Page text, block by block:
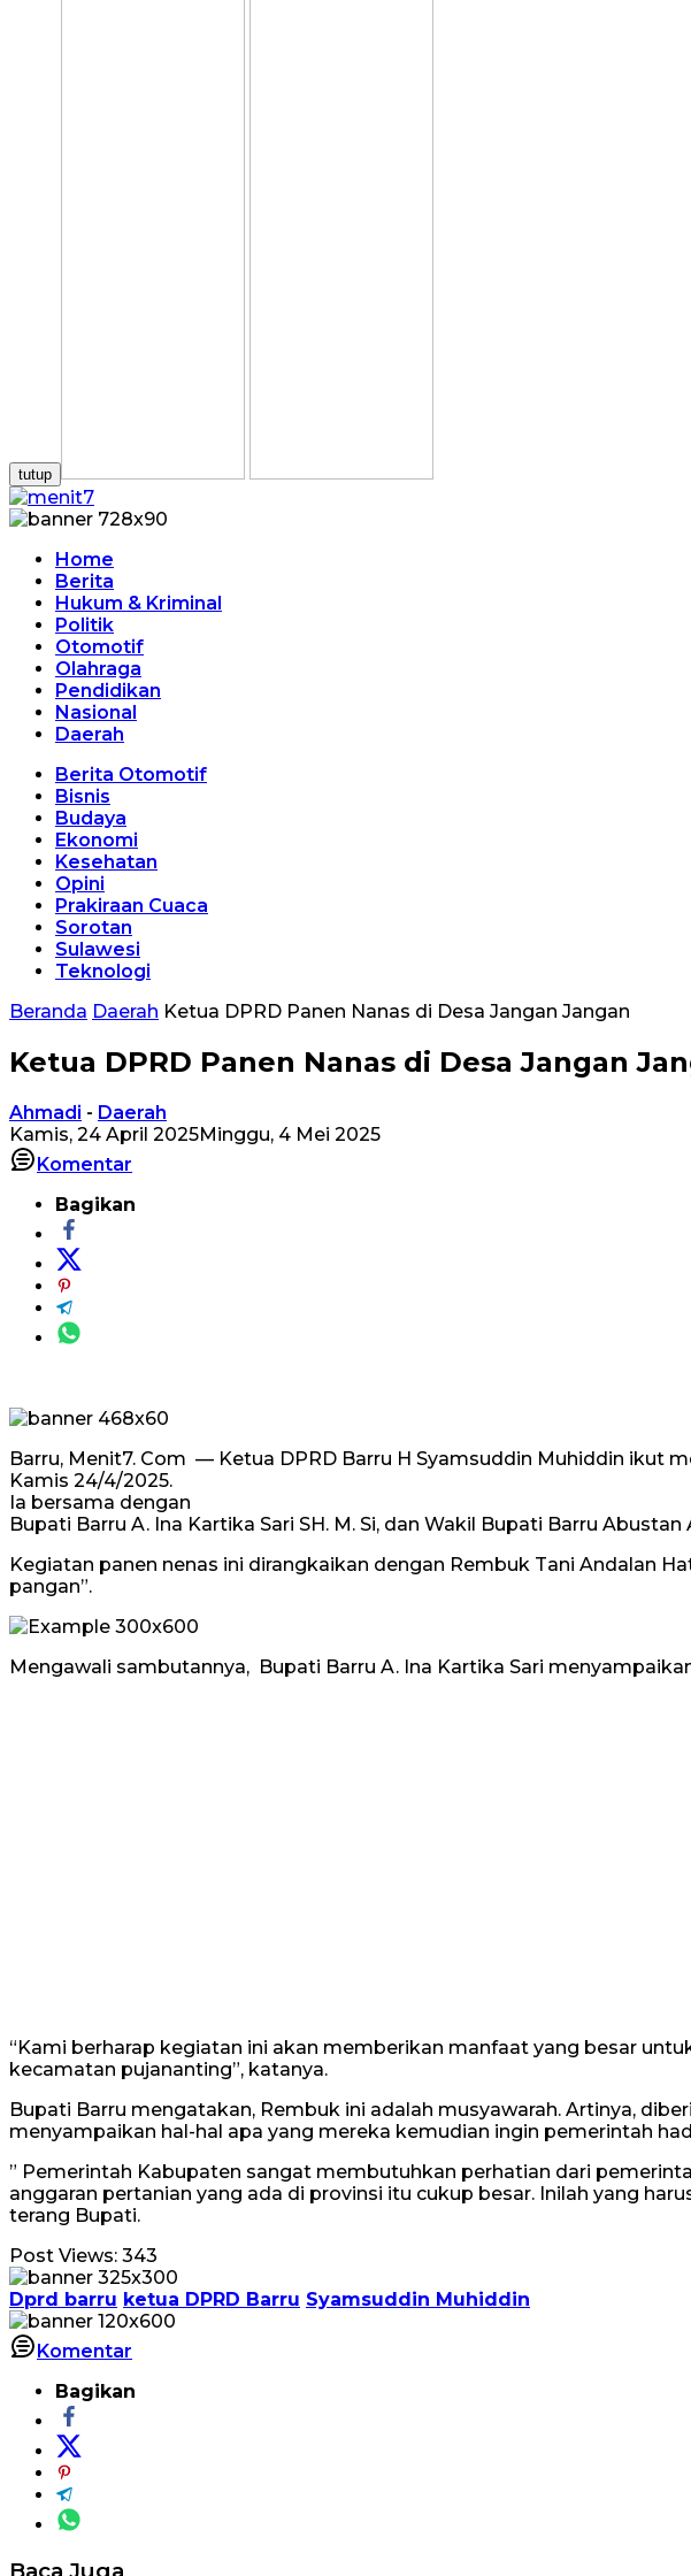
tutup
Home
Berita
Hukum & Kriminal
Politik
Otomotif
Olahraga
Pendidikan
Nasional
Daerah
Berita Otomotif
Bisnis
Budaya
Ekonomi
Kesehatan
Opini
Prakiraan Cuaca
Sorotan
Sulawesi
Teknologi
Beranda Daerah Ketua DPRD Panen Nanas di Desa Jangan Jangan
Ketua DPRD Panen Nanas di Desa Jangan
Ahmadi - Daerah
Kamis, 24 April 2025Minggu, 4 Mei 2025
Komentar
Bagikan
Barru, Menit7. Com — Ketua DPRD Barru H Syamsuddin Muhiddin ikut
Kamis 24/4/2025.
Ia bersama dengan
Bupati Barru A. Ina Kartika Sari SH. M. Si, dan Wakil Bupati Barru Abustan
Kegiatan panen nenas ini dirangkaikan dengan Rembuk Tani Andalan
pangan”.
Mengawali sambutannya, Bupati Barru A. Ina Kartika Sari
“Kami berharap kegiatan ini akan memberikan manfaat yang besar
kecamatan pujananting”, katanya.
Bupati Barru mengatakan, Rembuk ini adalah musyawarah. Artinya,
menyampaikan hal-hal apa yang mereka kemudian ingin pemerintah
” Pemerintah Kabupaten sangat membutuhkan perhatian dari
anggaran pertanian yang ada di provinsi itu cukup besar. Inilah yang
terang Bupati.
Post Views: 343
Dprd barru ketua DPRD Barru Syamsuddin Muhiddin
Komentar
Bagikan
Baca Juga